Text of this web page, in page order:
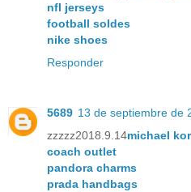
nfl jerseys
football soldes
nike shoes
Responder
5689 13 de septiembre de
zzzzz2018.9.14michael
coach outlet
pandora charms
prada handbags